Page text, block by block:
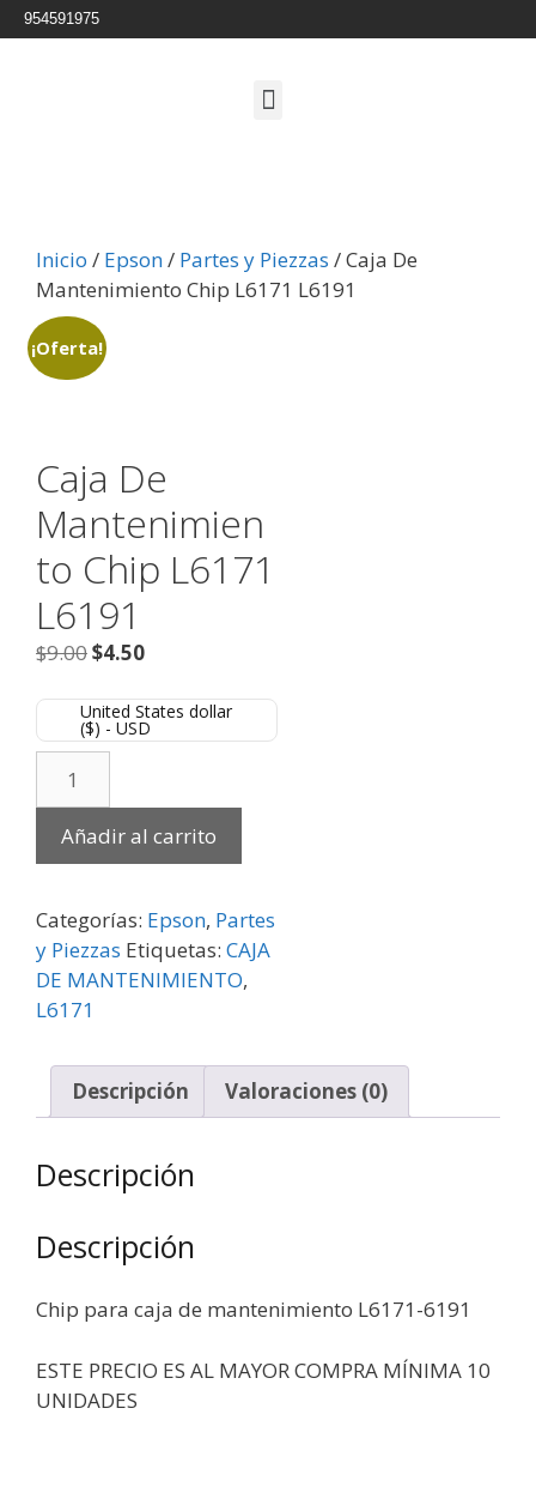
954591975
Inicio / Epson/ Partes y Piezzas / Caja De
Mantenimiento Chip L6171 L6191
¡Oferta!
Caja De
Mantenimien
to Chip L6171
L6191
$9.00$4.50
United States dollar
($) - USD
Añadir al carrito
Categorías: Epson, Partes
y Piezzas Etiquetas: CAJA
DE MANTENIMIENTO,
L6171
Descripción Valoraciones (0)
Descripción
Descripción
Chip para caja de mantenimiento L6171-6191
ESTE PRECIO ES AL MAYOR COMPRA MÍNIMA 10
UNIDADES